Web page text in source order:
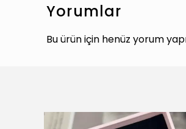
Yorumlar
Bu ürün için henüz yorum